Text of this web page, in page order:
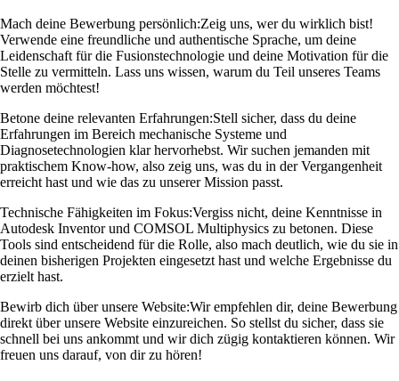
Mach deine Bewerbung persönlich:Zeig uns, wer du wirklich bist!
Verwende eine freundliche und authentische Sprache, um deine
Leidenschaft für die Fusionstechnologie und deine Motivation für die
Stelle zu vermitteln. Lass uns wissen, warum du Teil unseres Teams
werden möchtest!
Betone deine relevanten Erfahrungen:Stell sicher, dass du deine
Erfahrungen im Bereich mechanische Systeme und
Diagnosetechnologien klar hervorhebst. Wir suchen jemanden mit
praktischem Know-how, also zeig uns, was du in der Vergangenheit
erreicht hast und wie das zu unserer Mission passt.
Technische Fähigkeiten im Fokus:Vergiss nicht, deine Kenntnisse in
Autodesk Inventor und COMSOL Multiphysics zu betonen. Diese
Tools sind entscheidend für die Rolle, also mach deutlich, wie du sie in
deinen bisherigen Projekten eingesetzt hast und welche Ergebnisse du
erzielt hast.
Bewirb dich über unsere Website:Wir empfehlen dir, deine Bewerbung
direkt über unsere Website einzureichen. So stellst du sicher, dass sie
schnell bei uns ankommt und wir dich zügig kontaktieren können. Wir
freuen uns darauf, von dir zu hören!